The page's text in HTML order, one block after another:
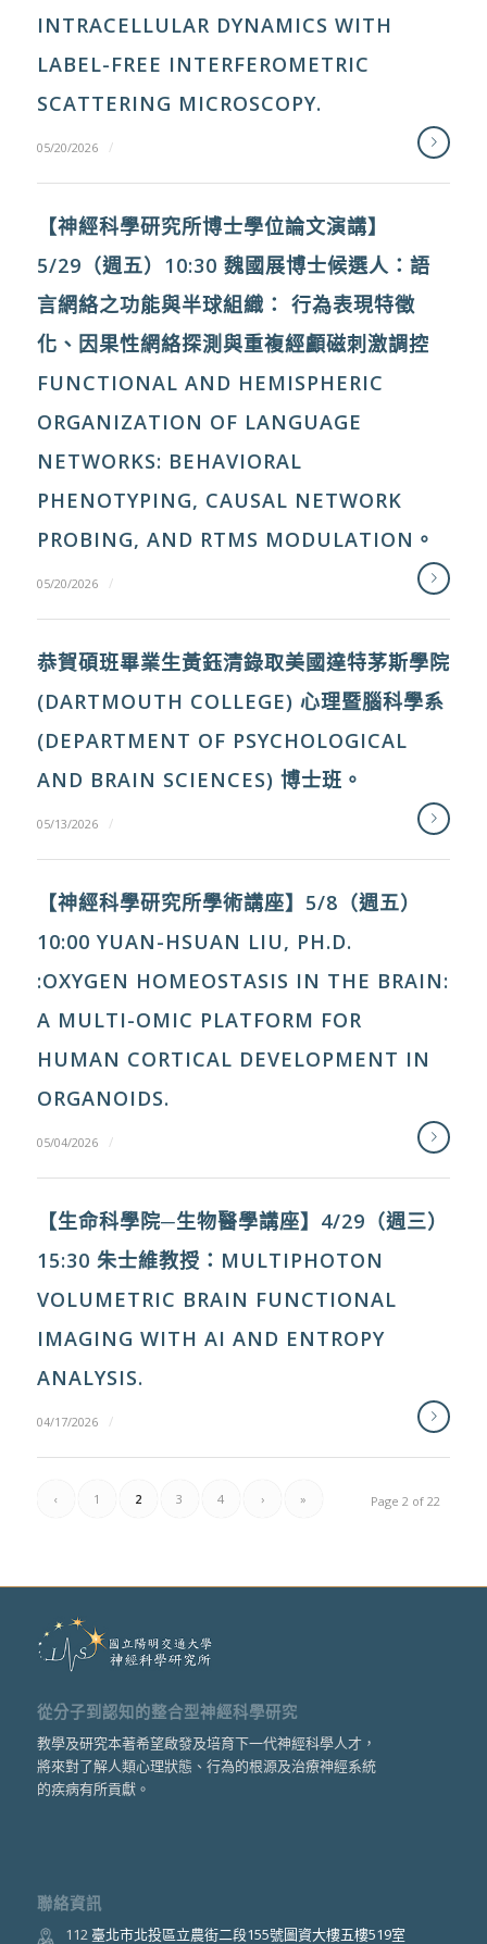
INTRACELLULAR DYNAMICS WITH
LABEL-FREE INTERFEROMETRIC
SCATTERING MICROSCOPY.
05/20/2026 /
【神經科學研究所博士學位論文演講】
5/29（週五）10:30 魏國展博士候選人：語
言網絡之功能與半球組織： 行為表現特徵
化、因果性網絡探測與重複經顱磁刺激調控
FUNCTIONAL AND HEMISPHERIC
ORGANIZATION OF LANGUAGE
NETWORKS: BEHAVIORAL
PHENOTYPING, CAUSAL NETWORK
PROBING, AND RTMS MODULATION。
05/20/2026 /
恭賀碩班畢業生黃鈺清錄取美國達特茅斯學院
(DARTMOUTH COLLEGE) 心理暨腦科學系
(DEPARTMENT OF PSYCHOLOGICAL
AND BRAIN SCIENCES) 博士班。
05/13/2026 /
【神經科學研究所學術講座】5/8（週五）
10:00 YUAN-HSUAN LIU, PH.D.
:OXYGEN HOMEOSTASIS IN THE BRAIN:
A MULTI-OMIC PLATFORM FOR
HUMAN CORTICAL DEVELOPMENT IN
ORGANOIDS.
05/04/2026 /
【生命科學院─生物醫學講座】4/29（週三）
15:30 朱士維教授：MULTIPHOTON
VOLUMETRIC BRAIN FUNCTIONAL
IMAGING WITH AI AND ENTROPY
ANALYSIS.
04/17/2026 /
Page 2 of 22
‹ 1 2 3 4 › »
從分子到認知的整合型神經科學研究
教學及研究本著希望啟發及培育下一代神經科學人才，
將來對了解人類心理狀態、行為的根源及治療神經系統
的疾病有所貢獻。
聯絡資訊
112臺北市北投區立農街二段155號圖資大樓五樓519室